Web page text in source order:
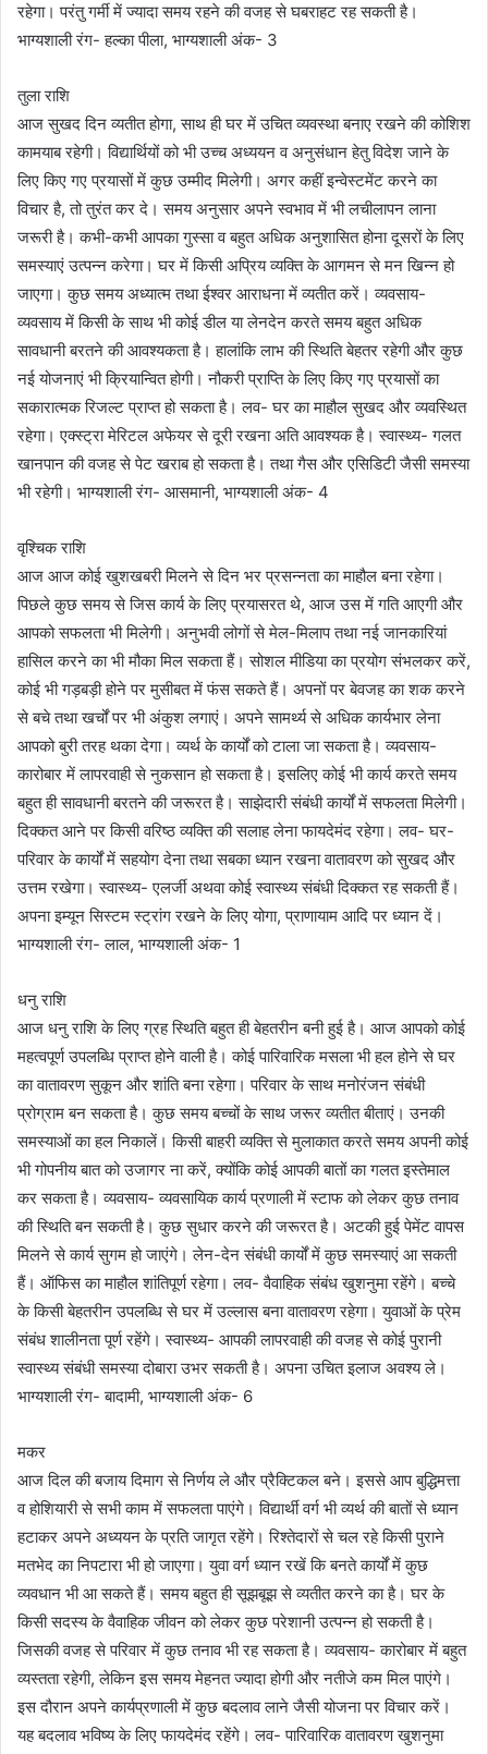
रहेगा। परंतु गर्मी में ज्यादा समय रहने की वजह से घबराहट रह सकती है।
भाग्यशाली रंग- हल्का पीला, भाग्यशाली अंक- 3
तुला राशि
आज सुखद दिन व्यतीत होगा, साथ ही घर में उचित व्यवस्था बनाए रखने की कोशिश
कामयाब रहेगी। विद्यार्थियों को भी उच्च अध्ययन व अनुसंधान हेतु विदेश जाने के
लिए किए गए प्रयासों में कुछ उम्मीद मिलेगी। अगर कहीं इन्वेस्टमेंट करने का
विचार है, तो तुरंत कर दे। समय अनुसार अपने स्वभाव में भी लचीलापन लाना
जरूरी है। कभी-कभी आपका गुस्सा व बहुत अधिक अनुशासित होना दूसरों के लिए
समस्याएं उत्पन्न करेगा। घर में किसी अप्रिय व्यक्ति के आगमन से मन खिन्न हो
जाएगा। कुछ समय अध्यात्म तथा ईश्वर आराधना में व्यतीत करें। व्यवसाय-
व्यवसाय में किसी के साथ भी कोई डील या लेनदेन करते समय बहुत अधिक
सावधानी बरतने की आवश्यकता है। हालांकि लाभ की स्थिति बेहतर रहेगी और कुछ
नई योजनाएं भी क्रियान्वित होगी। नौकरी प्राप्ति के लिए किए गए प्रयासों का
सकारात्मक रिजल्ट प्राप्त हो सकता है। लव- घर का माहौल सुखद और व्यवस्थित
रहेगा। एक्स्ट्रा मेरिटल अफेयर से दूरी रखना अति आवश्यक है। स्वास्थ्य- गलत
खानपान की वजह से पेट खराब हो सकता है। तथा गैस और एसिडिटी जैसी समस्या
भी रहेगी। भाग्यशाली रंग- आसमानी, भाग्यशाली अंक- 4
वृश्चिक राशि
आज आज कोई खुशखबरी मिलने से दिन भर प्रसन्नता का माहौल बना रहेगा।
पिछले कुछ समय से जिस कार्य के लिए प्रयासरत थे, आज उस में गति आएगी और
आपको सफलता भी मिलेगी। अनुभवी लोगों से मेल-मिलाप तथा नई जानकारियां
हासिल करने का भी मौका मिल सकता हैं। सोशल मीडिया का प्रयोग संभलकर करें,
कोई भी गड़बड़ी होने पर मुसीबत में फंस सकते हैं। अपनों पर बेवजह का शक करने
से बचे तथा खर्चों पर भी अंकुश लगाएं। अपने सामर्थ्य से अधिक कार्यभार लेना
आपको बुरी तरह थका देगा। व्यर्थ के कार्यों को टाला जा सकता है। व्यवसाय-
कारोबार में लापरवाही से नुकसान हो सकता है। इसलिए कोई भी कार्य करते समय
बहुत ही सावधानी बरतने की जरूरत है। साझेदारी संबंधी कार्यों में सफलता मिलेगी।
दिक्कत आने पर किसी वरिष्ठ व्यक्ति की सलाह लेना फायदेमंद रहेगा। लव- घर-
परिवार के कार्यों में सहयोग देना तथा सबका ध्यान रखना वातावरण को सुखद और
उत्तम रखेगा। स्वास्थ्य- एलर्जी अथवा कोई स्वास्थ्य संबंधी दिक्कत रह सकती हैं।
अपना इम्यून सिस्टम स्ट्रांग रखने के लिए योगा, प्राणायाम आदि पर ध्यान दें।
भाग्यशाली रंग- लाल, भाग्यशाली अंक- 1
धनु राशि
आज धनु राशि के लिए ग्रह स्थिति बहुत ही बेहतरीन बनी हुई है। आज आपको कोई
महत्वपूर्ण उपलब्धि प्राप्त होने वाली है। कोई पारिवारिक मसला भी हल होने से घर
का वातावरण सुकून और शांति बना रहेगा। परिवार के साथ मनोरंजन संबंधी
प्रोग्राम बन सकता है। कुछ समय बच्चों के साथ जरूर व्यतीत बीताएं। उनकी
समस्याओं का हल निकालें। किसी बाहरी व्यक्ति से मुलाकात करते समय अपनी कोई
भी गोपनीय बात को उजागर ना करें, क्योंकि कोई आपकी बातों का गलत इस्तेमाल
कर सकता है। व्यवसाय- व्यवसायिक कार्य प्रणाली में स्टाफ को लेकर कुछ तनाव
की स्थिति बन सकती है। कुछ सुधार करने की जरूरत है। अटकी हुई पेमेंट वापस
मिलने से कार्य सुगम हो जाएंगे। लेन-देन संबंधी कार्यों में कुछ समस्याएं आ सकती
हैं। ऑफिस का माहौल शांतिपूर्ण रहेगा। लव- वैवाहिक संबंध खुशनुमा रहेंगे। बच्चे
के किसी बेहतरीन उपलब्धि से घर में उल्लास बना वातावरण रहेगा। युवाओं के प्रेम
संबंध शालीनता पूर्ण रहेंगे। स्वास्थ्य- आपकी लापरवाही की वजह से कोई पुरानी
स्वास्थ्य संबंधी समस्या दोबारा उभर सकती है। अपना उचित इलाज अवश्य ले।
भाग्यशाली रंग- बादामी, भाग्यशाली अंक- 6
मकर
आज दिल की बजाय दिमाग से निर्णय ले और प्रैक्टिकल बने। इससे आप बुद्धिमत्ता
व होशियारी से सभी काम में सफलता पाएंगे। विद्यार्थी वर्ग भी व्यर्थ की बातों से ध्यान
हटाकर अपने अध्ययन के प्रति जागृत रहेंगे। रिश्तेदारों से चल रहे किसी पुराने
मतभेद का निपटारा भी हो जाएगा। युवा वर्ग ध्यान रखें कि बनते कार्यों में कुछ
व्यवधान भी आ सकते हैं। समय बहुत ही सूझबूझ से व्यतीत करने का है। घर के
किसी सदस्य के वैवाहिक जीवन को लेकर कुछ परेशानी उत्पन्न हो सकती है।
जिसकी वजह से परिवार में कुछ तनाव भी रह सकता है। व्यवसाय- कारोबार में बहुत
व्यस्तता रहेगी, लेकिन इस समय मेहनत ज्यादा होगी और नतीजे कम मिल पाएंगे।
इस दौरान अपने कार्यप्रणाली में कुछ बदलाव लाने जैसी योजना पर विचार करें।
यह बदलाव भविष्य के लिए फायदेमंद रहेंगे। लव- पारिवारिक वातावरण खुशनुमा